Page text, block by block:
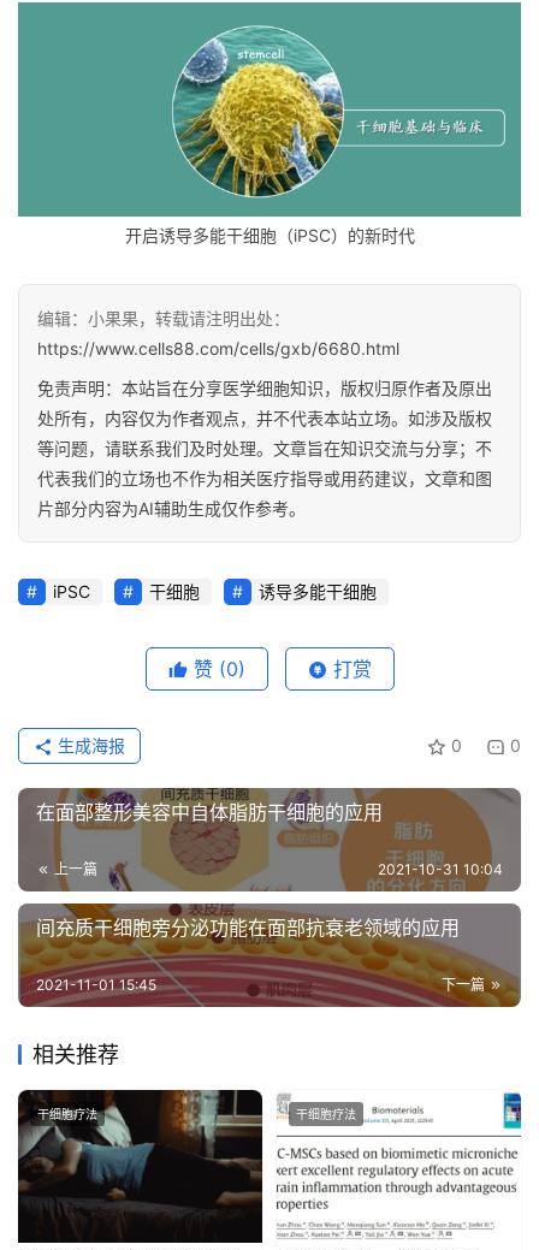
开启诱导多能干细胞（iPSC）的新时代
编辑：小果果，转载请注明出处：
https://www.cells88.com/cells/gxb/6680.html
免责声明：本站旨在分享医学细胞知识，版权归原作者及原出
处所有，内容仅为作者观点，并不代表本站立场。如涉及版权
等问题，请联系我们及时处理。文章旨在知识交流与分享；不
代表我们的立场也不作为相关医疗指导或用药建议，文章和图
片部分内容为AI辅助生成仅作参考。
iPSC 干细胞 诱导多能干细胞
赞 (0) 打赏
0 0
生成海报
在面部整形美容中自体脂肪干细胞的应用
上一篇 2021-10-31 10:04
间充质干细胞旁分泌功能在面部抗衰老领域的应用
下一篇
2021-11-01 15:45
相关推荐
干细胞疗法 干细胞疗法